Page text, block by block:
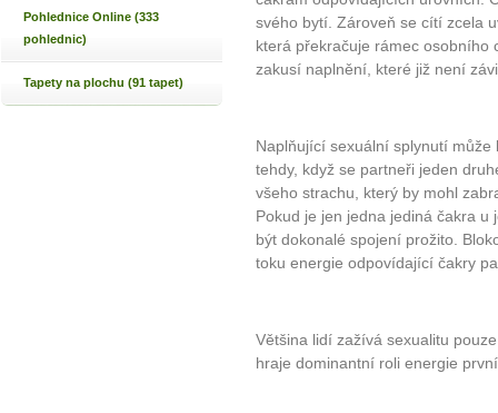
Pohlednice Online (333
pohlednic)
Tapety na plochu (91 tapet)
svého bytí. Zároveň se cítí zcela
která překračuje rámec osobního
zakusí naplnění, které již není
Naplňující sexuální splynutí
tehdy, když se partneři jeden
všeho strachu, který by mohl
Pokud je jen jedna jediná čakra
být dokonalé spojení prožito.
toku energie odpovídající čakry
Většina lidí zažívá sexualitu
hraje dominantní roli energie